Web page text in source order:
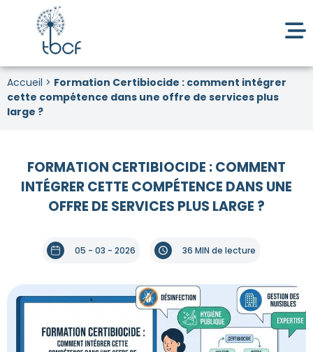
Accueil > Formation Certibiocide : comment intégrer
cette compétence dans une offre de services plus
large ?
FORMATION CERTIBIOCIDE : COMMENT
INTÉGRER CETTE COMPÉTENCE DANS UNE
OFFRE DE SERVICES PLUS LARGE ?
05 - 03 - 2026 36 MIN de lecture